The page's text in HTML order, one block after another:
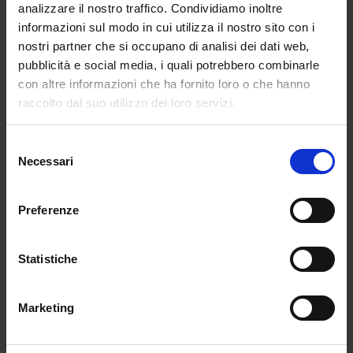
analizzare il nostro traffico. Condividiamo inoltre
informazioni sul modo in cui utilizza il nostro sito con i
nostri partner che si occupano di analisi dei dati web,
pubblicità e social media, i quali potrebbero combinarle
con altre informazioni che ha fornito loro o che hanno
raccolto dal suo utilizzo dei loro servizi.
delNecessari
Preferenze
Statistiche
Marketing
Molti docenti, questo va sottolineato, hanno
fatto veramente l’impossibile per garantire le
lezioni a distanza, anche se si è trattato di
gestire una novità assoluta. Nella prima fase
della chiusura delle scuole vanno riconosciute
tutte le scusanti. Dopo mesi diventa meno
comprensibile che tanti docenti continuino a
quale spiegavano le materie in classe. Il
disastroso sia per l’insegnante stesso, che per
gli studenti. A nessuno è richiesto di diventare
può fare bene in primo luogo proprio a se
studenti e, anche se non tutti i docenti avranno
in premio uno show come quello toccato